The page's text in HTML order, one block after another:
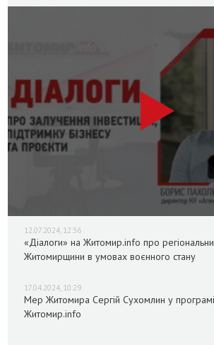
12.07.2024, 12:36
«Діалоги» на Житомир.info про
Житомирщини в умовах воєнного стану
17.04.2024, 10:29
Мер Житомира Сергій Сухомлин у
Житомир.info